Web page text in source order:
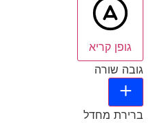
גופן קריא
גובה שורה
ברירת מחדל